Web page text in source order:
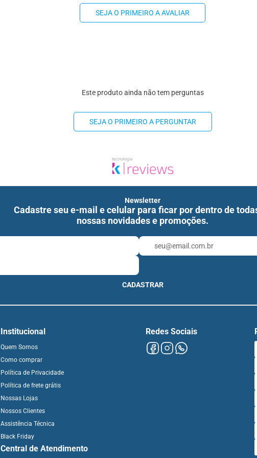
SEJA O PRIMEIRO A AVALIAR
Este produto ainda não tem perguntas
SEJA O PRIMEIRO A PERGUNTAR
Newsletter
Cadastre seu e-mail e celular para ficar por dentro de
nossas novidades e promoções.
CADASTRAR
Institucional
Quem Somos
Como comprar
Política de Privacidade
Política de frete grátis
Nossas Lojas
Nossos Clientes
Assistência Técnica
Black Friday
Central de Atendimento
Redes Sociais